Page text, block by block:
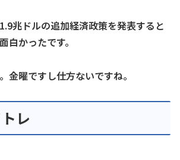
兆ドルの追加経済政策を発表すると
白かったです。
金曜ですし仕方ないですね。
レ